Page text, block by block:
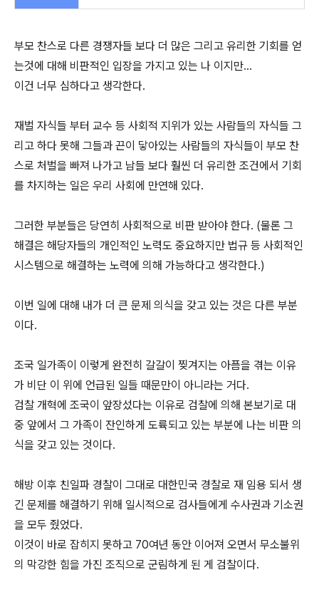
부모 찬스로 다른 경쟁자들 보다 더 많은 그리고 유리한 기회를 얻
는것에 대해 비판적인 입장을 가지고 있는 나 이지만…
이건 너무 심하다고 생각한다.
재벌 자식들 부터 교수 등 사회적 지위가 있는 사람들의 자식들 그
리고 하다 못해 그들과 끈이 닿아있는 사람들의 자식들이 부모 찬
스로 처벌을 빠져 나가고 남들 보다 훨씬 더 유리한 조건에서 기회
를 차지하는 일은 우리 사회에 만연해 있다.
그러한 부분들은 당연히 사회적으로 비판 받아야 한다. (물론 그
해결은 해당자들의 개인적인 노력도 중요하지만 법규 등 사회적인
시스템으로 해결하는 노력에 의해 가능하다고 생각한다.)
이번 일에 대해 내가 더 큰 문제 의식을 갖고 있는 것은 다른 부분
이다.
조국 일가족이 이렇게 완전히 갈갈이 찢겨지는 아픔을 겪는 이유
가 비단 이 위에 언급된 일들 때문만이 아니라는 거다.
검찰 개혁에 조국이 앞장섰다는 이유로 검찰에 의해 본보기로 대
중 앞에서 그 가족이 잔인하게 도륙되고 있는 부분에 나는 비판 의
식을 갖고 있는 것이다.
해방 이후 친일파 경찰이 그대로 대한민국 경찰로 재 임용 되서 생
긴 문제를 해결하기 위해 일시적으로 검사들에게 수사권과 기소권
을 모두 줬었다.
이것이 바로 잡히지 못하고 70여년 동안 이어져 오면서 무소불위
의 막강한 힘을 가진 조직으로 군림하게 된 게 검찰이다.